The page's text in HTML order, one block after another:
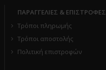
ΠΑΡΑΓΓΕΛΙΕΣ & ΕΠΙΣΤΡΟΦΕΣ
Τρόποι πληρωμής
Τρόποι αποστολής
Πολιτική επιστροφών